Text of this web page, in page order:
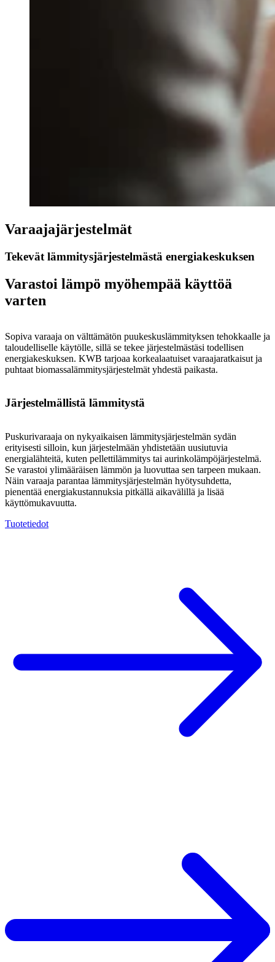
Varaajajärjestelmät
Tekevät lämmitysjärjestelmästä energiakeskuksen
Varastoi lämpö myöhempää käyttöä
varten
Sopiva varaaja on välttämätön puukeskuslämmityksen tehokkaalle ja
taloudelliselle käytölle, sillä se tekee järjestelmästäsi todellisen
energiakeskuksen. KWB tarjoaa korkealaatuiset varaajaratkaisut ja
puhtaat biomassalämmitysjärjestelmät yhdestä paikasta.
Järjestelmällistä lämmitystä
Puskurivaraaja on nykyaikaisen lämmitysjärjestelmän sydän
erityisesti silloin, kun järjestelmään yhdistetään uusiutuvia
energialähteitä, kuten pellettilämmitys tai aurinkolämpöjärjestelmä.
Se varastoi ylimääräisen lämmön ja luovuttaa sen tarpeen mukaan.
Näin varaaja parantaa lämmitysjärjestelmän hyötysuhdetta,
pienentää energiakustannuksia pitkällä aikavälillä ja lisää
käyttömukavuutta.
Tuotetiedot